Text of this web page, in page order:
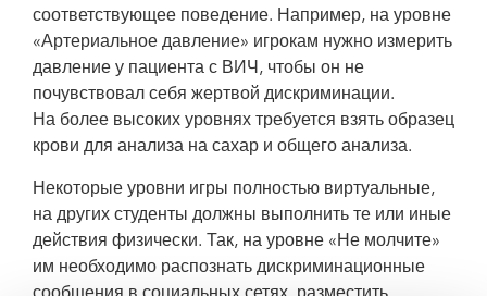
соответствующее поведение. Например, на уровне
«Артериальное давление» игрокам нужно измерить
давление у пациента с ВИЧ, чтобы он не
почувствовал себя жертвой дискриминации.
На более высоких уровнях требуется взять образец
крови для анализа на сахар и общего анализа.
Некоторые уровни игры полностью виртуальные,
на других студенты должны выполнить те или иные
действия физически. Так, на уровне «Не молчите»
им необходимо распознать дискриминационные